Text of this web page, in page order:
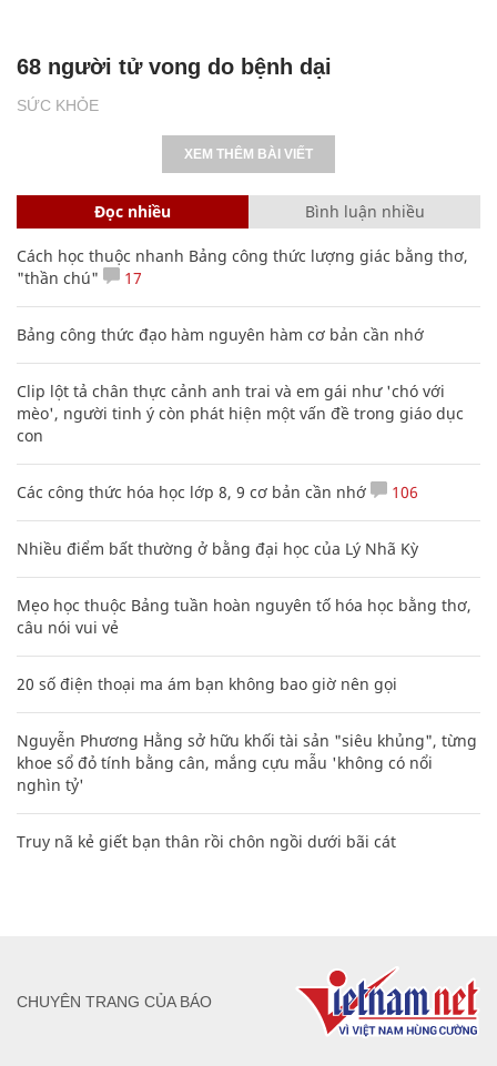
SỨC KHỎE
68 người tử vong do bệnh dại
XEM THÊM BÀI VIẾT
Đọc nhiều Bình luận nhiều
Cách học thuộc nhanh Bảng công thức lượng giác bằng thơ,
"thần chú"
17
Bảng công thức đạo hàm nguyên hàm cơ bản cần nhớ
Clip lột tả chân thực cảnh anh trai và em gái như 'chó với
mèo', người tinh ý còn phát hiện một vấn đề trong giáo dục
con
Các công thức hóa học lớp 8, 9 cơ bản cần nhớ 106
Nhiều điểm bất thường ở bằng đại học của Lý Nhã Kỳ
Mẹo học thuộc Bảng tuần hoàn nguyên tố hóa học bằng thơ,
câu nói vui vẻ
20 số điện thoại ma ám bạn không bao giờ nên gọi
Nguyễn Phương Hằng sở hữu khối tài sản "siêu khủng", từng
khoe sổ đỏ tính bằng cân, mắng cựu mẫu 'không có nổi
nghìn tỷ'
Truy nã kẻ giết bạn thân rồi chôn ngồi dưới bãi cát
CHUYÊN TRANG CỦA BÁO